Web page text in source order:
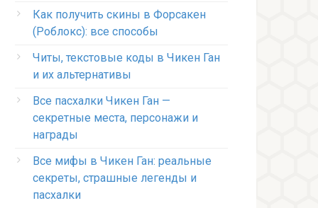
Как получить скины в Форсакен
(Роблокс): все способы
Читы, текстовые коды в Чикен Ган
и их альтернативы
Все пасхалки Чикен Ган —
секретные места, персонажи и
награды
Все мифы в Чикен Ган: реальные
секреты, страшные легенды и
пасхалки